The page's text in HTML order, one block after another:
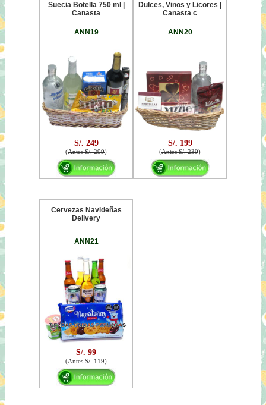
Suecia Botella 750 ml |
Canasta
ANN19
S/. 249
(Antes S/. 299)
Dulces, Vinos y Licores |
Canasta c
ANN20
S/. 199
(Antes S/. 239)
Cervezas Navideñas
Delivery
ANN21
S/. 99
(Antes S/. 119)